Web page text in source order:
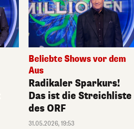
Beliebte Shows vor dem
Aus
Radikaler Sparkurs!
Das ist die Streichliste
des ORF
31.05.2026, 19:53